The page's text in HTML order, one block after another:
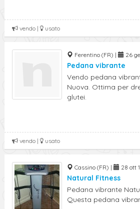
vendo | usato
Ferentino (FR) | 26
Pedana vibrante
Vendo pedana
Nuova. Ottima per
glutei.
vendo | usato
Cassino (FR) | 28 ott
Natural Fitness
Pedana vibrante
Questa pedana